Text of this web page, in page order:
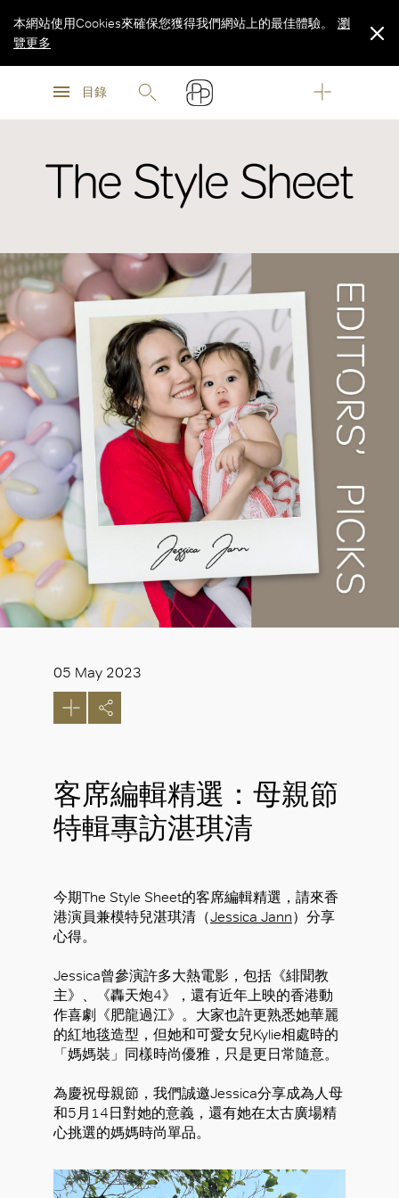
瀏
目錄
本網站使用Cookies來確保您獲得我們網站上的最佳體驗。
瀏
覽更多
The Style Sheet
05 May 2023
客席編輯精選：母親節
特輯專訪湛琪清
今期The Style Sheet的客席編輯精選，請來香
港演員兼模特兒湛琪清（Jessica Jann）分享
心得。
Jessica曾參演許多大熱電影，包括《緋聞教
主》、《轟天炮4》，還有近年上映的香港動
作喜劇《肥龍過江》。大家也許更熟悉她華麗
的紅地毯造型，但她和可愛女兒Kylie相處時的
「媽媽裝」同樣時尚優雅，只是更日常隨意。
為慶祝母親節，我們誠邀Jessica分享成為人母
和5月14日對她的意義，還有她在太古廣場精
心挑選的媽媽時尚單品。